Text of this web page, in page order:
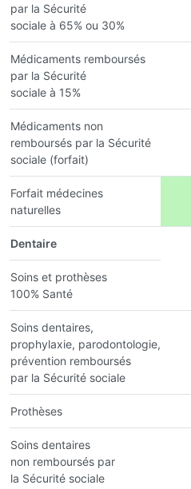
par la Sécurité
sociale à 65% ou 30%
Médicaments remboursés
par la Sécurité
sociale à 15%
Médicaments non
remboursés par la Sécurité
sociale (forfait)
Forfait médecines
naturelles
Dentaire
Soins et prothèses
100% Santé
Soins dentaires,
prophylaxie, parodontologie,
prévention remboursés
par la Sécurité sociale
Prothèses
Soins dentaires
non remboursés par
la Sécurité sociale